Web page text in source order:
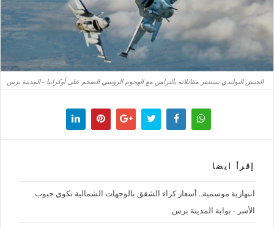
الجيش البولندي يستنفر مقاتلاته بالتزامن مع الهجوم الروسي الضخم على أوكرانيا - المدينة برس
إقرأ ايضا
‪انتهازية موسمية.. أسعار كراء الشقق بالوجهات الشمالية تكوي جيوب
الأسر - بوابة المدينة برس